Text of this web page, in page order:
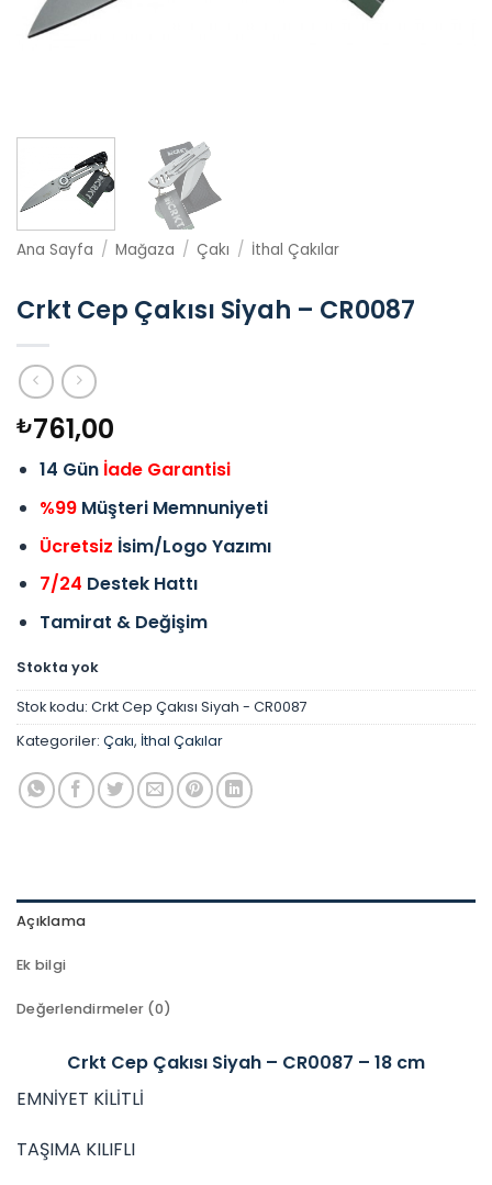
Ana Sayfa / Mağaza / Çakı / İthal Çakılar
Crkt Cep Çakısı Siyah – CR0087
₺761,00
14 Gün İade Garantisi
%99Müşteri Memnuniyeti
Ücretsiz İsim/Logo Yazımı
7/24 Destek Hattı
Tamirat & Değişim
Stokta yok
Stok kodu: Crkt Cep Çakısı Siyah - CR0087
Kategoriler: Çakı, İthal Çakılar
Açıklama
Ek bilgi
Değerlendirmeler (0)
Crkt Cep Çakısı Siyah – CR0087 – 18 cm
EMNİYET KİLİTLİ
TAŞIMA KILIFLI